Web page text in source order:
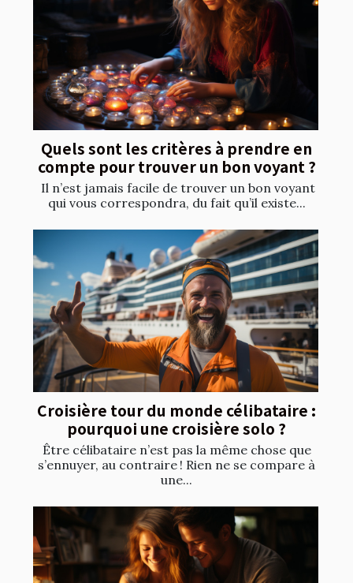
Quels sont les critères à prendre en
compte pour trouver un bon voyant ?
Il n’est jamais facile de trouver un bon voyant
qui vous correspondra, du fait qu’il existe...
Croisière tour du monde célibataire :
pourquoi une croisière solo ?
Être célibataire n’est pas la même chose que
s’ennuyer, au contraire ! Rien ne se compare à
une...